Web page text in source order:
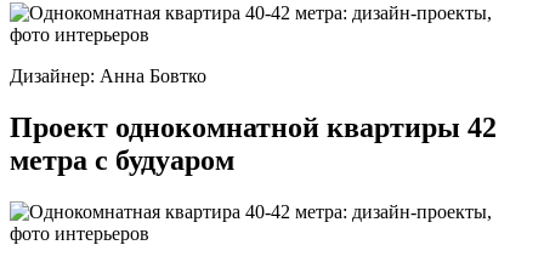
Дизайнер: Анна Бовтко
Проект однокомнатной квартиры 42
метра с будуаром